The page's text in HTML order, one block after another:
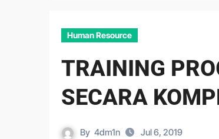
Human Resource
TRAINING
SECARA
By 4dm1n Jul 6, 2019